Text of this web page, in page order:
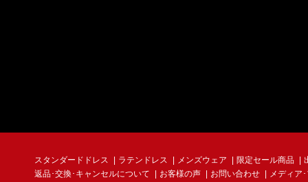
スタンダードドレス ラテンドレス メンズウェア 限定セール商品
返品･交換･キャンセルについて
お客様の声 お問い合わせ
メディア